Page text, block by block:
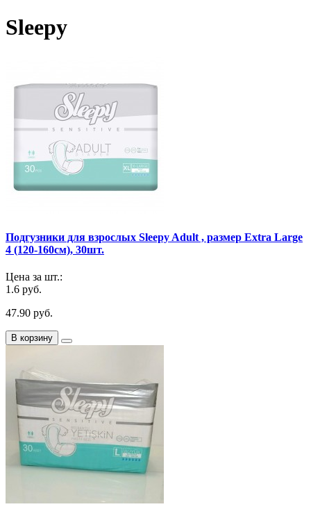
Sleepy
Подгузники для взрослых Sleepy Adult , размер Extra Large
4 (120-160см), 30шт.
Цена за шт.:
1.6 руб.
47.90 руб.
В корзину